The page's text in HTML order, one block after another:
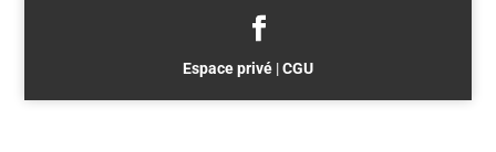
Espace privé|CGU